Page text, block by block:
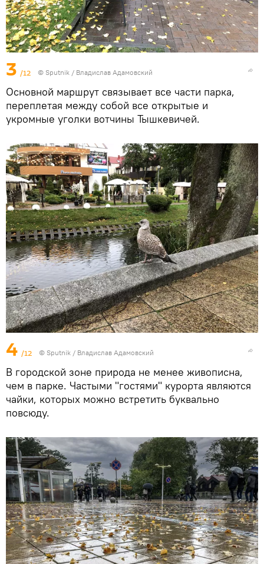
3 /12 © Sputnik / Владислав Адамовский
Основной маршрут связывает все части парка,
переплетая между собой все открытые и
укромные уголки вотчины Тышкевичей.
4 /12 © Sputnik / Владислав Адамовский
В городской зоне природа не менее живописна,
чем в парке. Частыми "гостями" курорта являются
чайки, которых можно встретить буквально
повсюду.